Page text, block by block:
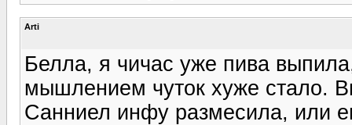
Arti
Белла, я чичас уже пива
мышлением чуток хуже стало.
Санниел инфу размесила, или